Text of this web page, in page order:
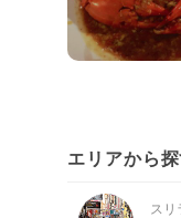
エリアから
ス